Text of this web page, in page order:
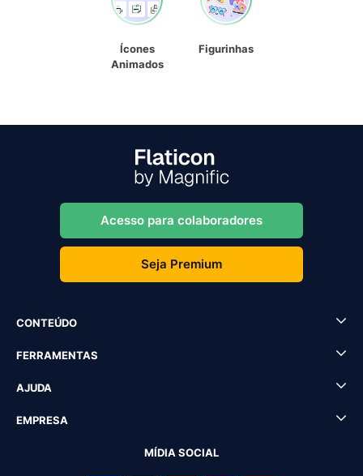
Ícones
Animados
Figurinhas
Acesso para colaboradores
Seja Premium
CONTEÚDO
FERRAMENTAS
AJUDA
EMPRESA
MÍDIA SOCIAL